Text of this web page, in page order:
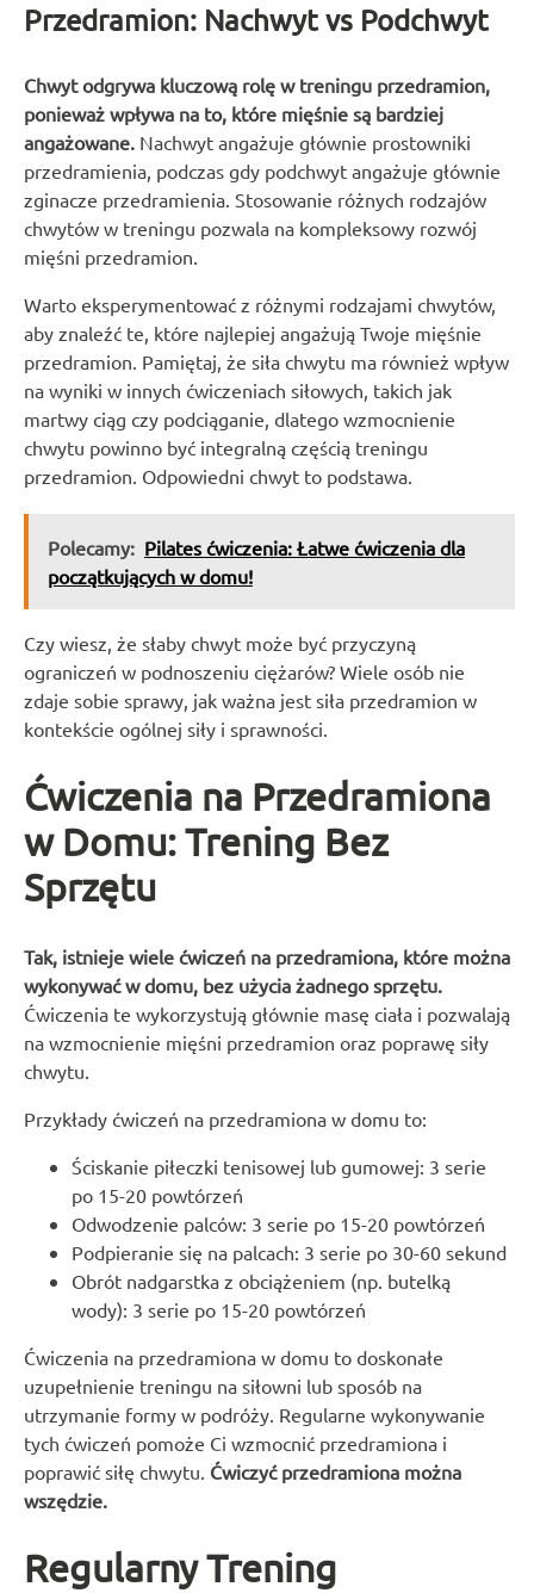
Przedramion: Nachwyt vs Podchwyt
Chwyt odgrywa kluczową rolę w treningu przedramion,
ponieważ wpływa na to, które mięśnie są bardziej
angażowane. Nachwyt angażuje głównie prostowniki
przedramienia, podczas gdy podchwyt angażuje głównie
zginacze przedramienia. Stosowanie różnych rodzajów
chwytów w treningu pozwala na kompleksowy rozwój
mięśni przedramion.
Warto eksperymentować z różnymi rodzajami chwytów,
aby znaleźć te, które najlepiej angażują Twoje mięśnie
przedramion. Pamiętaj, że siła chwytu ma również wpływ
na wyniki w innych ćwiczeniach siłowych, takich jak
martwy ciąg czy podciąganie, dlatego wzmocnienie
chwytu powinno być integralną częścią treningu
przedramion. Odpowiedni chwyt to podstawa.
Polecamy: Pilates ćwiczenia: Łatwe ćwiczenia dla
początkujących w domu!
Czy wiesz, że słaby chwyt może być przyczyną
ograniczeń w podnoszeniu ciężarów? Wiele osób nie
zdaje sobie sprawy, jak ważna jest siła przedramion w
kontekście ogólnej siły i sprawności.
Ćwiczenia na Przedramiona
w Domu: Trening Bez
Sprzętu
Tak, istnieje wiele ćwiczeń na przedramiona, które można
wykonywać w domu, bez użycia żadnego sprzętu.
Ćwiczenia te wykorzystują głównie masę ciała i pozwalają
na wzmocnienie mięśni przedramion oraz poprawę siły
chwytu.
Przykłady ćwiczeń na przedramiona w domu to:
Ściskanie piłeczki tenisowej lub gumowej: 3 serie
po 15-20 powtórzeń
Odwodzenie palców: 3 serie po 15-20 powtórzeń
Podpieranie się na palcach: 3 serie po 30-60 sekund
Obrót nadgarstka z obciążeniem (np. butelką
wody): 3 serie po 15-20 powtórzeń
Ćwiczenia na przedramiona w domu to doskonałe
uzupełnienie treningu na siłowni lub sposób na
utrzymanie formy w podróży. Regularne wykonywanie
tych ćwiczeń pomoże Ci wzmocnić przedramiona i
poprawić siłę chwytu. Ćwiczyć przedramiona można
wszędzie.
Regularny Trening